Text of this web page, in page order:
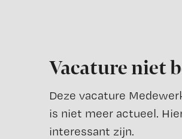
Vacature niet
Deze vacature
is niet meer actueel.
interessant zijn.